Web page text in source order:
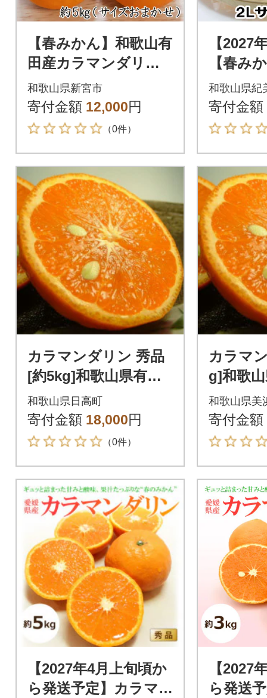
【春みかん】和歌山有
田産カラマンダリン
約5kg(サイズおまか
せ)【新宮市】
和歌山県新宮市
寄付金額 12,000円
（0件）
【2027
【春み
ラマン
Lサイ
【紀美
和歌山県紀
寄付金額
カラマンダリン 秀品
[約5kg]和歌山県有田
産春みかん(果実サイ
ズおまかせ)
和歌山県日高町
寄付金額 18,000円
（0件）
カラマ
g]和歌
かん(果
かせ)
和歌山県美
寄付金額
【2027年4月上旬頃か
ら発送予定】カラマ
【2027
ら発送